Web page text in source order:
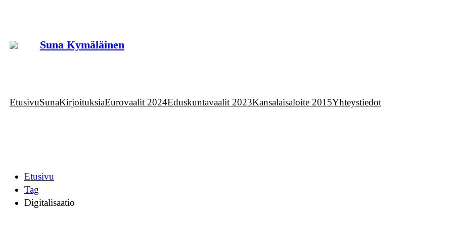
Suna Kymäläinen
EtusivuSunaKirjoituksiaEurovaalit 2024Eduskuntavaalit 2023Kansalaisaloite 2015Yhteystiedot
Etusivu
Tag
Digitalisaatio